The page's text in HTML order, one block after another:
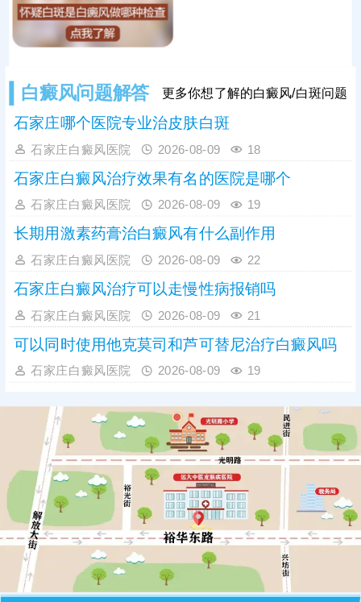
情。白癜风危害性较强，一般不会自
行消
白癜风问题解答 更多你想了解的白癜风/白斑问题
石家庄哪个医院专业治皮肤白斑
石家庄白癜风医院 2026-08-09 18
石家庄白癜风治疗效果有名的医院是哪个
石家庄白癜风医院 2026-08-09 19
长期用激素药膏治白癜风有什么副作用
石家庄白癜风医院 2026-08-09 22
石家庄白癜风治疗可以走慢性病报销吗
石家庄白癜风医院 2026-08-09 21
可以同时使用他克莫司和芦可替尼治疗白癜风吗
石家庄白癜风医院 2026-08-09 19